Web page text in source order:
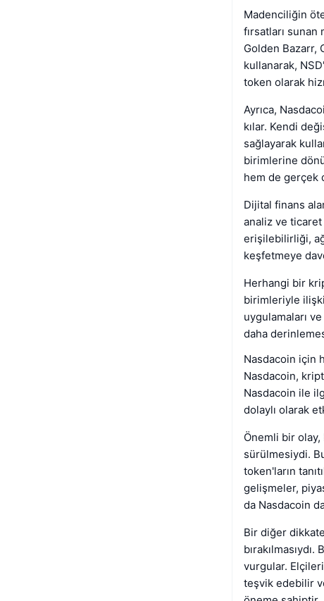
Madenciliğin
fırsatları
Golden Bazarr,
kullanarak,
token olarak
Ayrıca,
kılar. Kendi
sağlayarak
birimlerine
hem de gerçek
Dijital finans
analiz ve ticaret
erişilebilirliği,
keşfetmeye
Herhangi bir
birimleriyle
uygulamaları
daha
Nasdacoin için
Nasdacoin,
Nasdacoin ile
dolaylı olarak
Önemli bir
sürülmesiydi.
token'ların
gelişmeler,
da Nasdacoin
Bir diğer
vurgular.
teşvik edebilir